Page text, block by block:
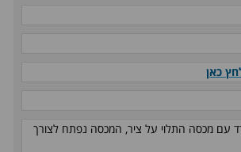
כאן
עם מכסה התלוי על ציר, המכסה נפתח לצורך